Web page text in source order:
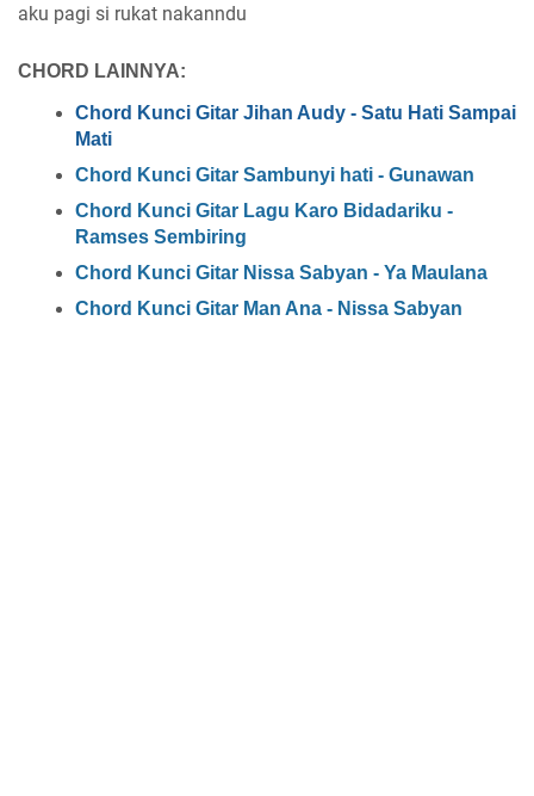
aku pagi si rukat nakanndu
CHORD LAINNYA:
Chord Kunci Gitar Jihan Audy - Satu Hati Sampai
Mati
Chord Kunci Gitar Sambunyi hati - Gunawan
Chord Kunci Gitar Lagu Karo Bidadariku -
Ramses Sembiring
Chord Kunci Gitar Nissa Sabyan - Ya Maulana
Chord Kunci Gitar Man Ana - Nissa Sabyan